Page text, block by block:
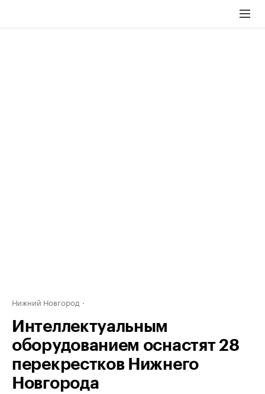
Нижний Новгород
Интеллектуальным
оборудованием оснастят 28
перекрестков Нижнего
Новгорода